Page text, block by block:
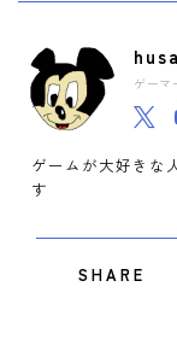
ゲーマ
ゲームが大好きな
す
SHARE